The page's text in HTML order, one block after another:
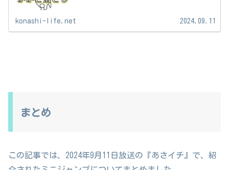
konashi-life.net 2024.09.11
まとめ
この記事では、2024年9月11日放送の『あさイチ』で、紹